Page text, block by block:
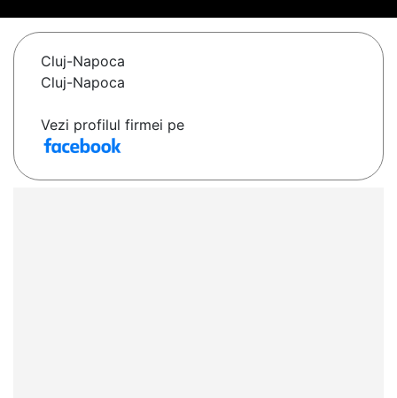
Cluj-Napoca
Cluj-Napoca
Vezi profilul firmei pe